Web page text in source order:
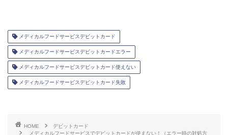
メディカルフードサービスデビットカード
メディカルフードサービスデビットカードエラー
メディカルフードサービスデビットカード使えない
メディカルフードサービスデビットカード失敗
HOME
デビットカード
メディカルフードサービスでデビットカードが使えない！（エラー時の対処方